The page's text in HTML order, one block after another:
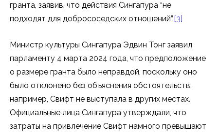
гранта, заявив, что действия Сингапура “не
подходят для добрососедских отношений”. [3]
Министр культуры Сингапура Эдвин Тонг заявил
парламенту 4 марта 2024 года, что предположение
о размере гранта было неправдой, поскольку оно
было отклонено без объяснения обстоятельств,
например, Свифт не выступала в других местах.
Официальные лица Сингапура утверждали, что
затраты на привлечение Свифт намного превышают